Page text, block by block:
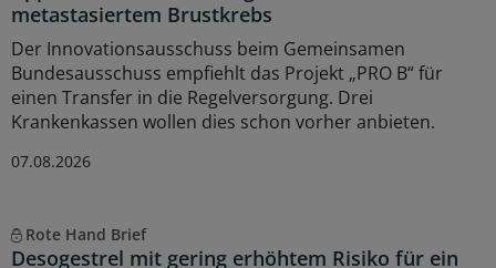
metastasiertem Brustkrebs
Der Innovationsausschuss beim Gemeinsamen
Bundesausschuss empfiehlt das Projekt „PRO B“ für
einen Transfer in die Regelversorgung. Drei
Krankenkassen wollen dies schon vorher anbieten.
07.08.2026
Rote Hand Brief
Desogestrel mit gering erhöhtem Risiko für ein